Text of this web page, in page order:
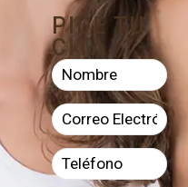
PIDE TU
CITA